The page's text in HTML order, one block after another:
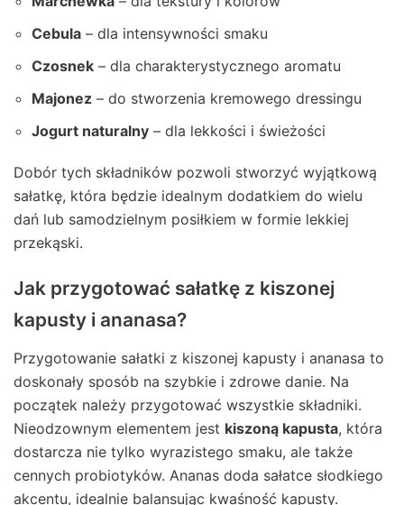
Cebula – dla intensywności smaku
Czosnek – dla charakterystycznego aromatu
Majonez – do stworzenia kremowego dressingu
Jogurt naturalny – dla lekkości i świeżości
Dobór tych składników pozwoli stworzyć wyjątkową
sałatkę, która będzie idealnym dodatkiem do wielu
dań lub samodzielnym posiłkiem w formie lekkiej
przekąski.
Jak przygotować sałatkę z kiszonej
kapusty i ananasa?
Przygotowanie sałatki z kiszonej kapusty i ananasa to
doskonały sposób na szybkie i zdrowe danie. Na
początek należy przygotować wszystkie składniki.
Nieodzownym elementem jest kiszoną kapusta, która
dostarcza nie tylko wyrazistego smaku, ale także
cennych probiotyków. Ananas doda sałatce słodkiego
akcentu, idealnie balansując kwaśność kapusty.